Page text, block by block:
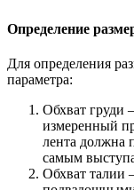
Определение
Для определения
параметра:
Обхват груди
измеренный
лента должна
самым
Обхват талии